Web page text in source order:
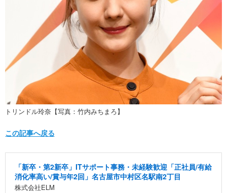
トリンドル玲奈【写真：竹内みちまろ】
この記事へ戻る
「新卒・第2新卒」ITサポート事務・未経験歓迎「正社員/有給
消化率高い/賞与年2回」名古屋市中村区名駅南2丁目
株式会社ELM